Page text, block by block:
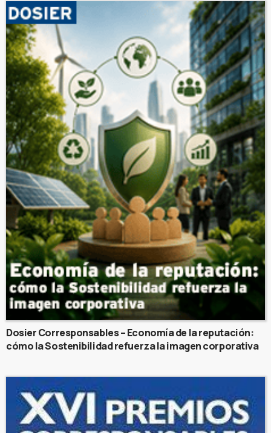
Dosier Corresponsables – Economía de la reputación:
cómo la Sostenibilidad refuerza la imagen corporativa